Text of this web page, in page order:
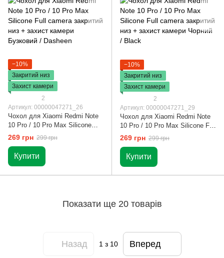
−10%
Закритий низ
Захист камери
2
Артикул: 00000047271_26
Чохол для Xiaomi Redmi Note
10 Pro / 10 Pro Max Silicone
Full camera закритий низ +
захист камери Бузковий /
Dasheen
269 грн 299 грн
Купити
−10%
Закритий низ
Захист камери
2
Артикул: 00000047271_29
Чохол для Xiaomi Redmi Note
10 Pro / 10 Pro Max Silicone Full
camera закритий низ + захист
камери Чорний / Black
269 грн 299 грн
Купити
Показати ще 20 товарів
Назад 1з 10 Вперед